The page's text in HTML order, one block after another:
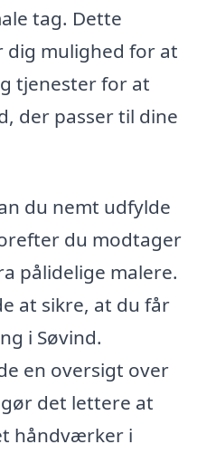
tag. Dette
dig mulighed for at
tjenester for at
der passer til dine
du nemt udfylde
du modtager
pålidelige malere.
at sikre, at du får
i Søvind.
en oversigt over
det lettere at
håndværker i